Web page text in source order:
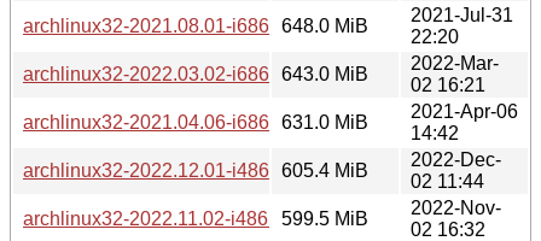
archlinux32-2021.08.01-i686.iso648.0 MiB
2021-Jul-31
22:20
archlinux32-2022.03.02-i686.iso643.0 MiB
2022-Mar-
02 16:21
archlinux32-2021.04.06-i686.iso631.0 MiB
2021-Apr-06
14:42
archlinux32-2022.12.01-i486.iso605.4 MiB
2022-Dec-
02 11:44
archlinux32-2022.11.02-i486.iso599.5 MiB
2022-Nov-
02 16:32